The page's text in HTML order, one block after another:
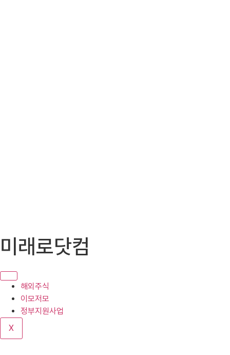
텐
로
기
미래로닷컴
해외주식
이모저모
정부지원사업
X